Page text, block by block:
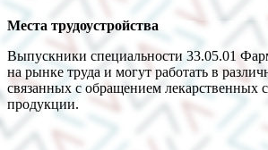
Места трудоустройства
Выпускники специальности 33.05.01
на рынке труда и могут работать в
связанных с обращением лекарственных
продукции.